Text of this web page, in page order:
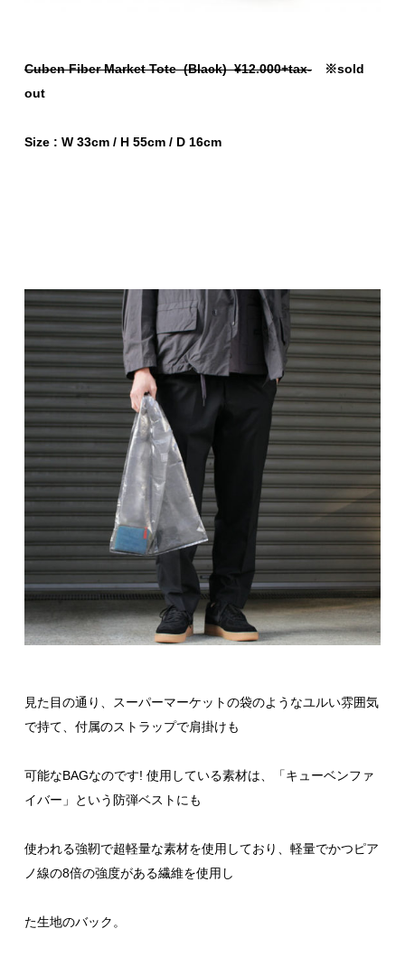
Cuben Fiber Market Tote (Black) ¥12.000+tax-
※sold
out
Size : W 33cm / H 55cm / D 16cm
見た目の通り、スーパーマーケットの袋のようなユルい雰囲気
で持て、付属のストラップで肩掛けも
可能なBAGなのです! 使用している素材は、「キューベンファ
イバー」という防弾ベストにも
使われる強靭で超軽量な素材を使用しており、軽量でかつピア
ノ線の8倍の強度がある繊維を使用し
た生地のバック。